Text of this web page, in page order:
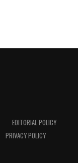
EDITORIAL POLICY
PRIVACY POLICY